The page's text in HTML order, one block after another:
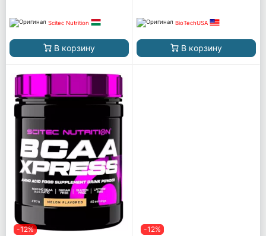
Scitec Nutrition
В корзину
BioTechUSA
В корзину
-12% -12%